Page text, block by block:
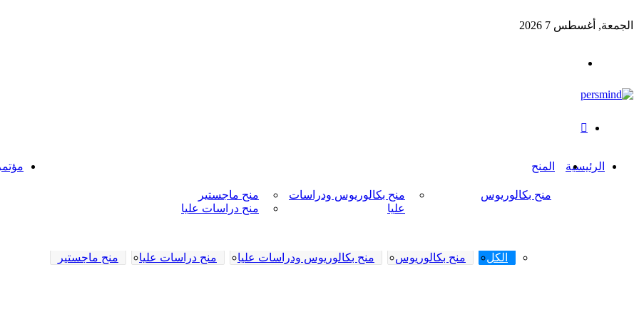
الجمعة, أغسطس 7 2026
الرئيسية المنح
منح بكالوريوس
منح بكالوريوس ودراسات
عليا
منح ماجستير
منح دراسات عليا
الكل منح بكالوريوس منح بكالوريوس ودراسات عليا منح دراسات عليا منح ماجستير